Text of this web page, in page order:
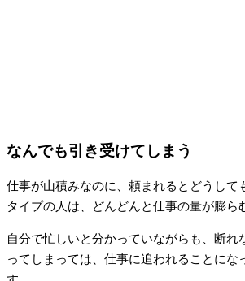
なんでも引き受けてしまう
仕事が山積みなのに、頼まれるとどうして
タイプの人は、どんどんと仕事の量が膨ら
自分で忙しいと分かっていながらも、断れ
ってしまっては、仕事に追われることにな